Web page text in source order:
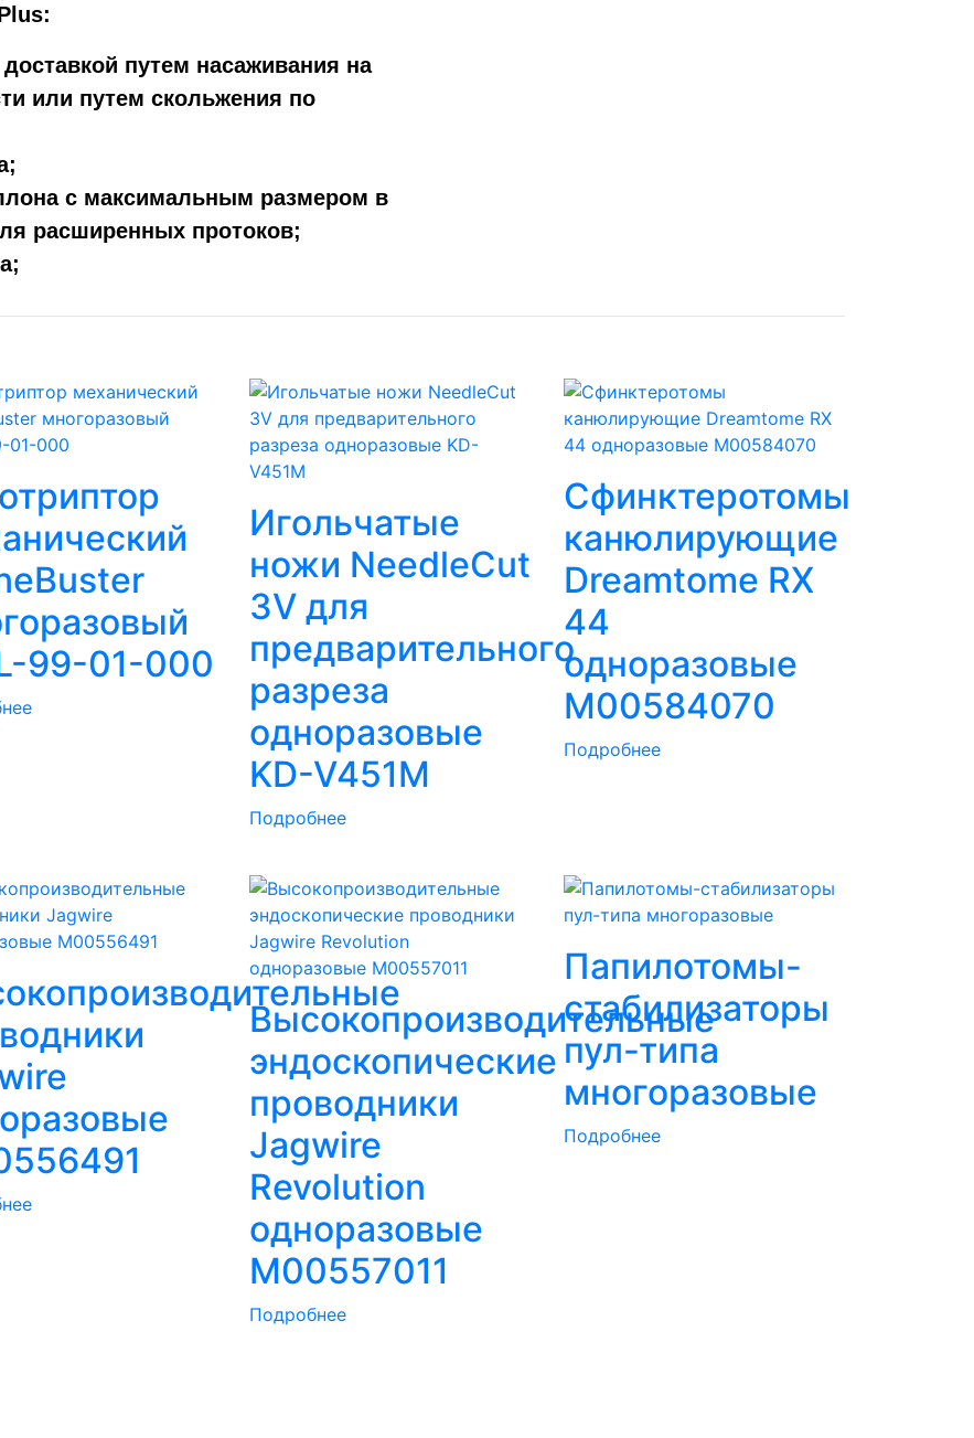
путем насаживания на
или путем скольжения по
с максимальным размером в
расширенных протоков;
99-01-000
Игольчатые
ножи NeedleCut
3V для
предварительного
разреза
одноразовые
KD-V451M
Подробнее
Сфинктеротомы
канюлирующие
Dreamtome RX
44
одноразовые
M00584070
Подробнее
Высокопроизводительные
эндоскопические
проводники
Jagwire
Revolution
одноразовые
M00557011
Подробнее
Папилотомы-
стабилизаторы
пул-типа
многоразовые
Подробнее